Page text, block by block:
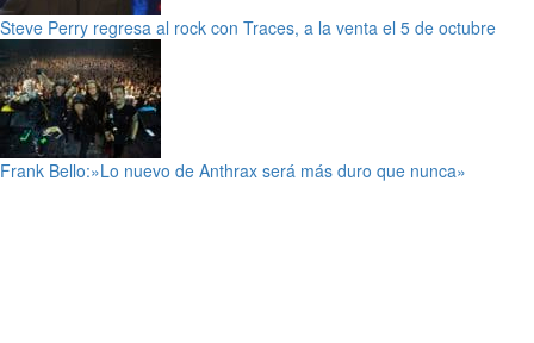
Steve Perry regresa al rock con Traces, a la venta el 5 de octubre
Frank Bello:»Lo nuevo de Anthrax será más duro que nunca»